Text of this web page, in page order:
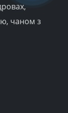
чаном з